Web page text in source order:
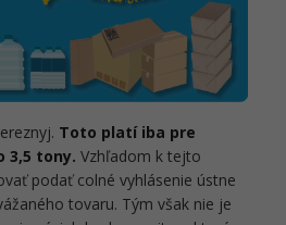
Toto platí iba pre
3,5 tony. Vzhľadom k tejto
podať colné vyhlásenie ústne
tovaru. Tým však nie je